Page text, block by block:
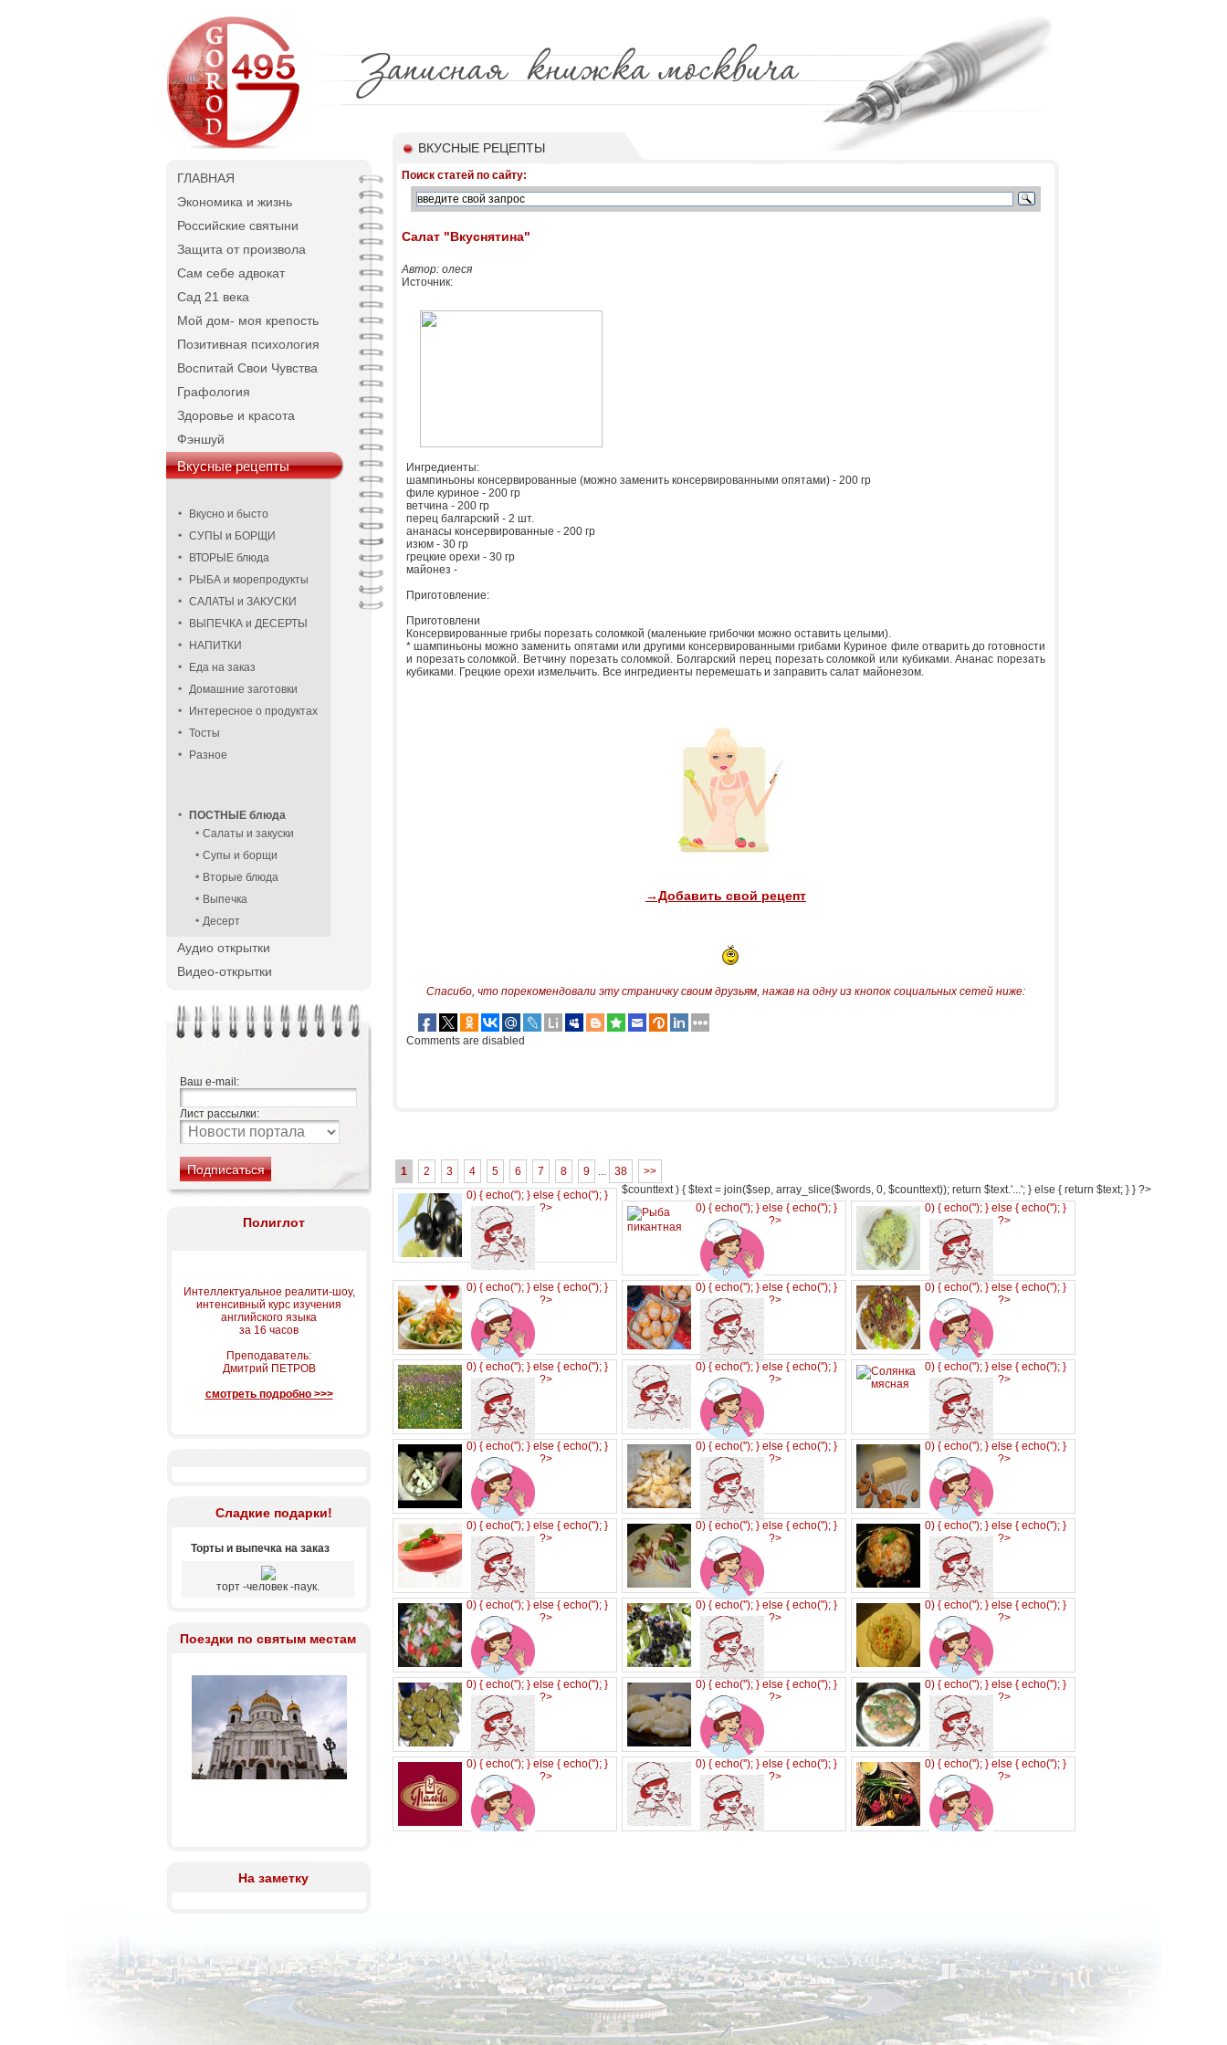
ГЛАВНАЯ
Экономика и жизнь
Российские святыни
Защита от произвола
Сам себе адвокат
Сад 21 века
Мой дом- моя крепость
Позитивная психология
Воспитай Свои Чувства
Графология
Здоровье и красота
Фэншуй
Вкусные рецепты
Вкусно и бысто
СУПЫ и БОРЩИ
ВТОРЫЕ блюда
РЫБА и морепродукты
САЛАТЫ и ЗАКУСКИ
ВЫПЕЧКА и ДЕСЕРТЫ
НАПИТКИ
Еда на заказ
Домашние заготовки
Интересное о продуктах
Тосты
Разное
ПОСТНЫЕ блюда
Салаты и закуски
Супы и борщи
Вторые блюда
Выпечка
Десерт
Аудио открытки
Видео-открытки
Ваш e-mail:
Лист рассылки:
Полиглот
Интеллектуальное реалити-шоу,
интенсивный курс изучения
английского языка
за 16 часов
Преподаватель:
Дмитрий ПЕТРОВ
смотреть подробно >>>
Сладкие подарки!
Торты и выпечка на заказ
торт -человек -паук.
Поездки по святым местам
На заметку
ВКУСНЫЕ РЕЦЕПТЫ
Поиск статей по сайту:
Салат "Вкуснятина"
Автор: олеся
Источник:
Ингредиенты:
шампиньоны консервированные (можно заменить консервированными опятами) - 200 гр
филе куриное - 200 гр
ветчина - 200 гр
перец балгарский - 2 шт.
ананасы консервированные - 200 гр
изюм - 30 гр
грецкие орехи - 30 гр
майонез -
Приготовление:
Приготовлени
Консервированные грибы порезать соломкой (маленькие грибочки можно оставить целыми).
* шампиньоны можно заменить опятами или другими консервированными грибами Куриное филе отварить до готовности
и порезать соломкой. Ветчину порезать соломкой. Болгарский перец порезать соломкой или кубиками. Ананас порезать
кубиками. Грецкие орехи измельчить. Все ингредиенты перемешать и заправить салат майонезом.
→Добавить свой рецепт
Спасибо, что порекомендовали эту страничку своим друзьям, нажав на одну из кнопок социальных сетей ниже:
Comments are disabled
1 2 3 4 5 6 7 8 9 ... 38
>>
$counttext ) { $text = join($sep, array_slice($words, 0, $counttext)); return $text.'...'; } else { return $text; } } ?>
0) { echo(''); } else { echo(''); }
?>
0) { echo(''); } else { echo(''); }
?>
0) { echo(''); } else { echo(''); }
?>
0) { echo(''); } else { echo(''); }
?>
0) { echo(''); } else { echo(''); }
?>
0) { echo(''); } else { echo(''); }
?>
0) { echo(''); } else { echo(''); }
?>
0) { echo(''); } else { echo(''); }
?>
0) { echo(''); } else { echo(''); }
?>
0) { echo(''); } else { echo(''); }
?>
0) { echo(''); } else { echo(''); }
?>
0) { echo(''); } else { echo(''); }
?>
0) { echo(''); } else { echo(''); }
?>
0) { echo(''); } else { echo(''); }
?>
0) { echo(''); } else { echo(''); }
?>
0) { echo(''); } else { echo(''); }
?>
0) { echo(''); } else { echo(''); }
?>
0) { echo(''); } else { echo(''); }
?>
0) { echo(''); } else { echo(''); }
?>
0) { echo(''); } else { echo(''); }
?>
0) { echo(''); } else { echo(''); }
?>
0) { echo(''); } else { echo(''); }
?>
0) { echo(''); } else { echo(''); }
?>
0) { echo(''); } else { echo(''); }
?>